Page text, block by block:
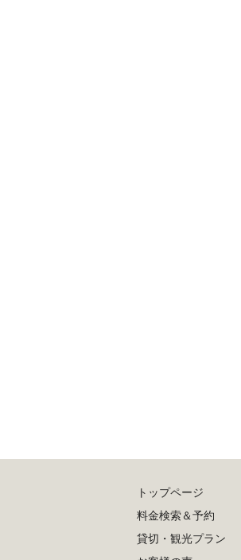
トップページ
料金検索＆予約
貸切・観光プラン